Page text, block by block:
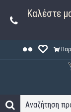
Καλέστε